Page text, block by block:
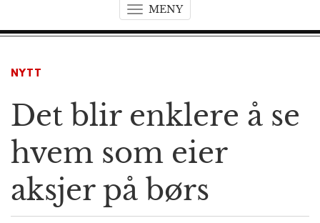
MENYT
o
n
a
i
a
t
i
NYTT
Det blir enklere å se
hvem som eier
aksjer på børs